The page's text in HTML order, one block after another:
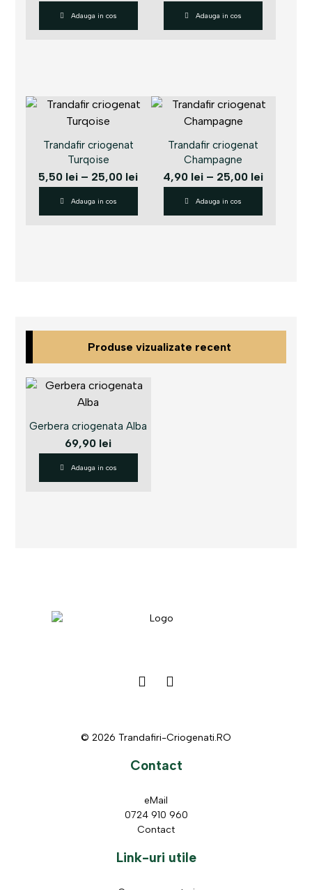
Adauga in cos Adauga in cos
Trandafir criogenat
Turqoise
5,50 lei – 25,00 lei
Adauga in cos
Trandafir criogenat
Champagne
4,90 lei – 25,00 lei
Adauga in cos
Produse vizualizate recent
Gerbera criogenata Alba
69,90 lei
Adauga in cos
© 2026 Trandafiri-Criogenati.RO
Contact
eMail
0724 910 960
Contact
Link-uri utile